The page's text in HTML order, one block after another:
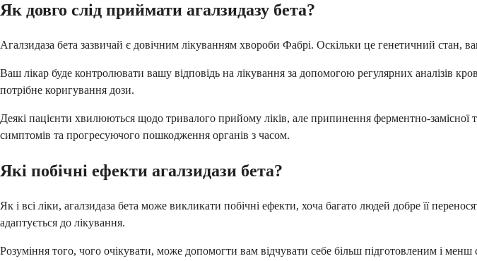
Як довго слід приймати агалзидазу бета?
Агалзидаза бета зазвичай є довічним лікуванням хвороби Фабрі. Оскільки це генетичний стан,
Ваш лікар буде контролювати вашу відповідь на лікування за допомогою регулярних аналізів
потрібне коригування дози.
Деякі пацієнти хвилюються щодо тривалого прийому ліків, але припинення ферментно-
симптомів та прогресуючого пошкодження органів з часом.
Які побічні ефекти агалзидази бета?
Як і всі ліки, агалзидаза бета може викликати побічні ефекти, хоча багато людей добре її
адаптується до лікування.
Розуміння того, чого очікувати, може допомогти вам відчувати себе більш підготовленим і